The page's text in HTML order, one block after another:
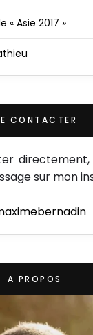
Asie 2017 »
CONTACTER
directement,
sur mon
A PROPOS